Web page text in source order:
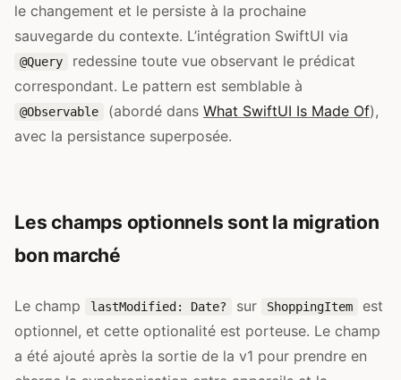
le changement et le persiste à la prochaine
sauvegarde du contexte. L’intégration SwiftUI via
@Query
redessine toute vue observant le prédicat
correspondant. Le pattern est semblable à
@Observable (abordé dans What SwiftUI Is Made Of),
avec la persistance superposée.
Les champs optionnels sont la migration
bon marché
Le champ lastModified: Date? sur ShoppingItem
est
optionnel, et cette optionalité est porteuse. Le champ
a été ajouté après la sortie de la v1 pour prendre en